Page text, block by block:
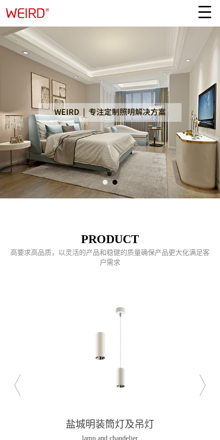
PRODUCT
高要求高品质，以灵活的产品和稳健的质量确保产品更大化满足客
户需求
盐城明装筒灯及吊灯
lamp and chandelier